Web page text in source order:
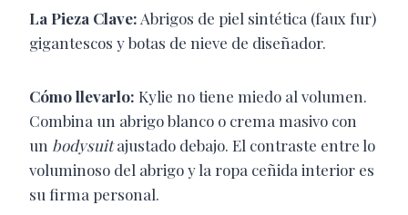
La Pieza Clave: Abrigos de piel sintética (faux fur)
gigantescos y botas de nieve de diseñador.
Cómo llevarlo: Kylie no tiene miedo al volumen.
Combina un abrigo blanco o crema masivo con
un bodysuitajustado debajo. El contraste entre lo
voluminoso del abrigo y la ropa ceñida interior es
su firma personal.